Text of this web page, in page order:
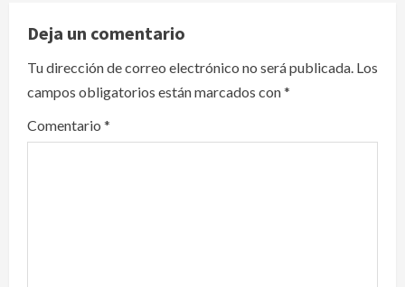
i
g
a
t
Deja un comentario
Tu dirección de correo electrónico no será publicada. Los
campos obligatorios están marcados con*
Comentario *